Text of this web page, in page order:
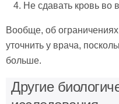
Не сдавать кровь во
Вообще, об
уточнить у врача,
больше.
Другие